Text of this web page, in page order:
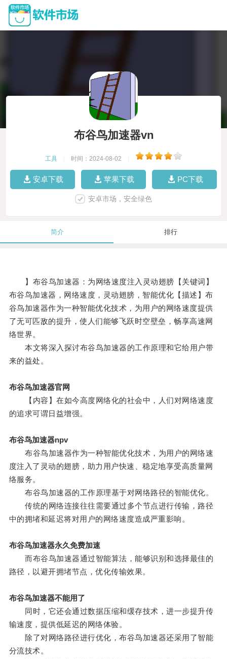
布谷鸟加速器vn
工具 时间：2024-08-02
安卓下载 苹果下载 PC下载
安卓市场，安全绿色
简介 排行
】布谷鸟加速器：为网络速度注入灵动翅膀【关键词】
布谷鸟加速器，网络速度，灵动翅膀，智能优化【描述】布
谷鸟加速器作为一种智能优化技术，为用户的网络速度提供
了无可匹敌的提升，使人们能够飞跃时空壁垒，畅享高速网
络世界。
本文将深入探讨布谷鸟加速器的工作原理和它给用户带
来的益处。
布谷鸟加速器官网
【内容】在如今高度网络化的社会中，人们对网络速度
的追求可谓日益增强。
布谷鸟加速器npv
布谷鸟加速器作为一种智能优化技术，为用户的网络速
度注入了灵动的翅膀，助力用户快速、稳定地享受高质量网
络服务。
布谷鸟加速器的工作原理基于对网络路径的智能优化。
传统的网络连接往往需要通过多个节点进行传输，路径
中的拥堵和延迟将对用户的网络速度造成严重影响。
布谷鸟加速器永久免费加速
而布谷鸟加速器通过智能算法，能够识别和选择最佳的
路径，以避开拥堵节点，优化传输效果。
布谷鸟加速器不能用了
同时，它还会通过数据压缩和缓存技术，进一步提升传
输速度，提供低延迟的网络体验。
除了对网络路径进行优化，布谷鸟加速器还采用了智能
分流技术。